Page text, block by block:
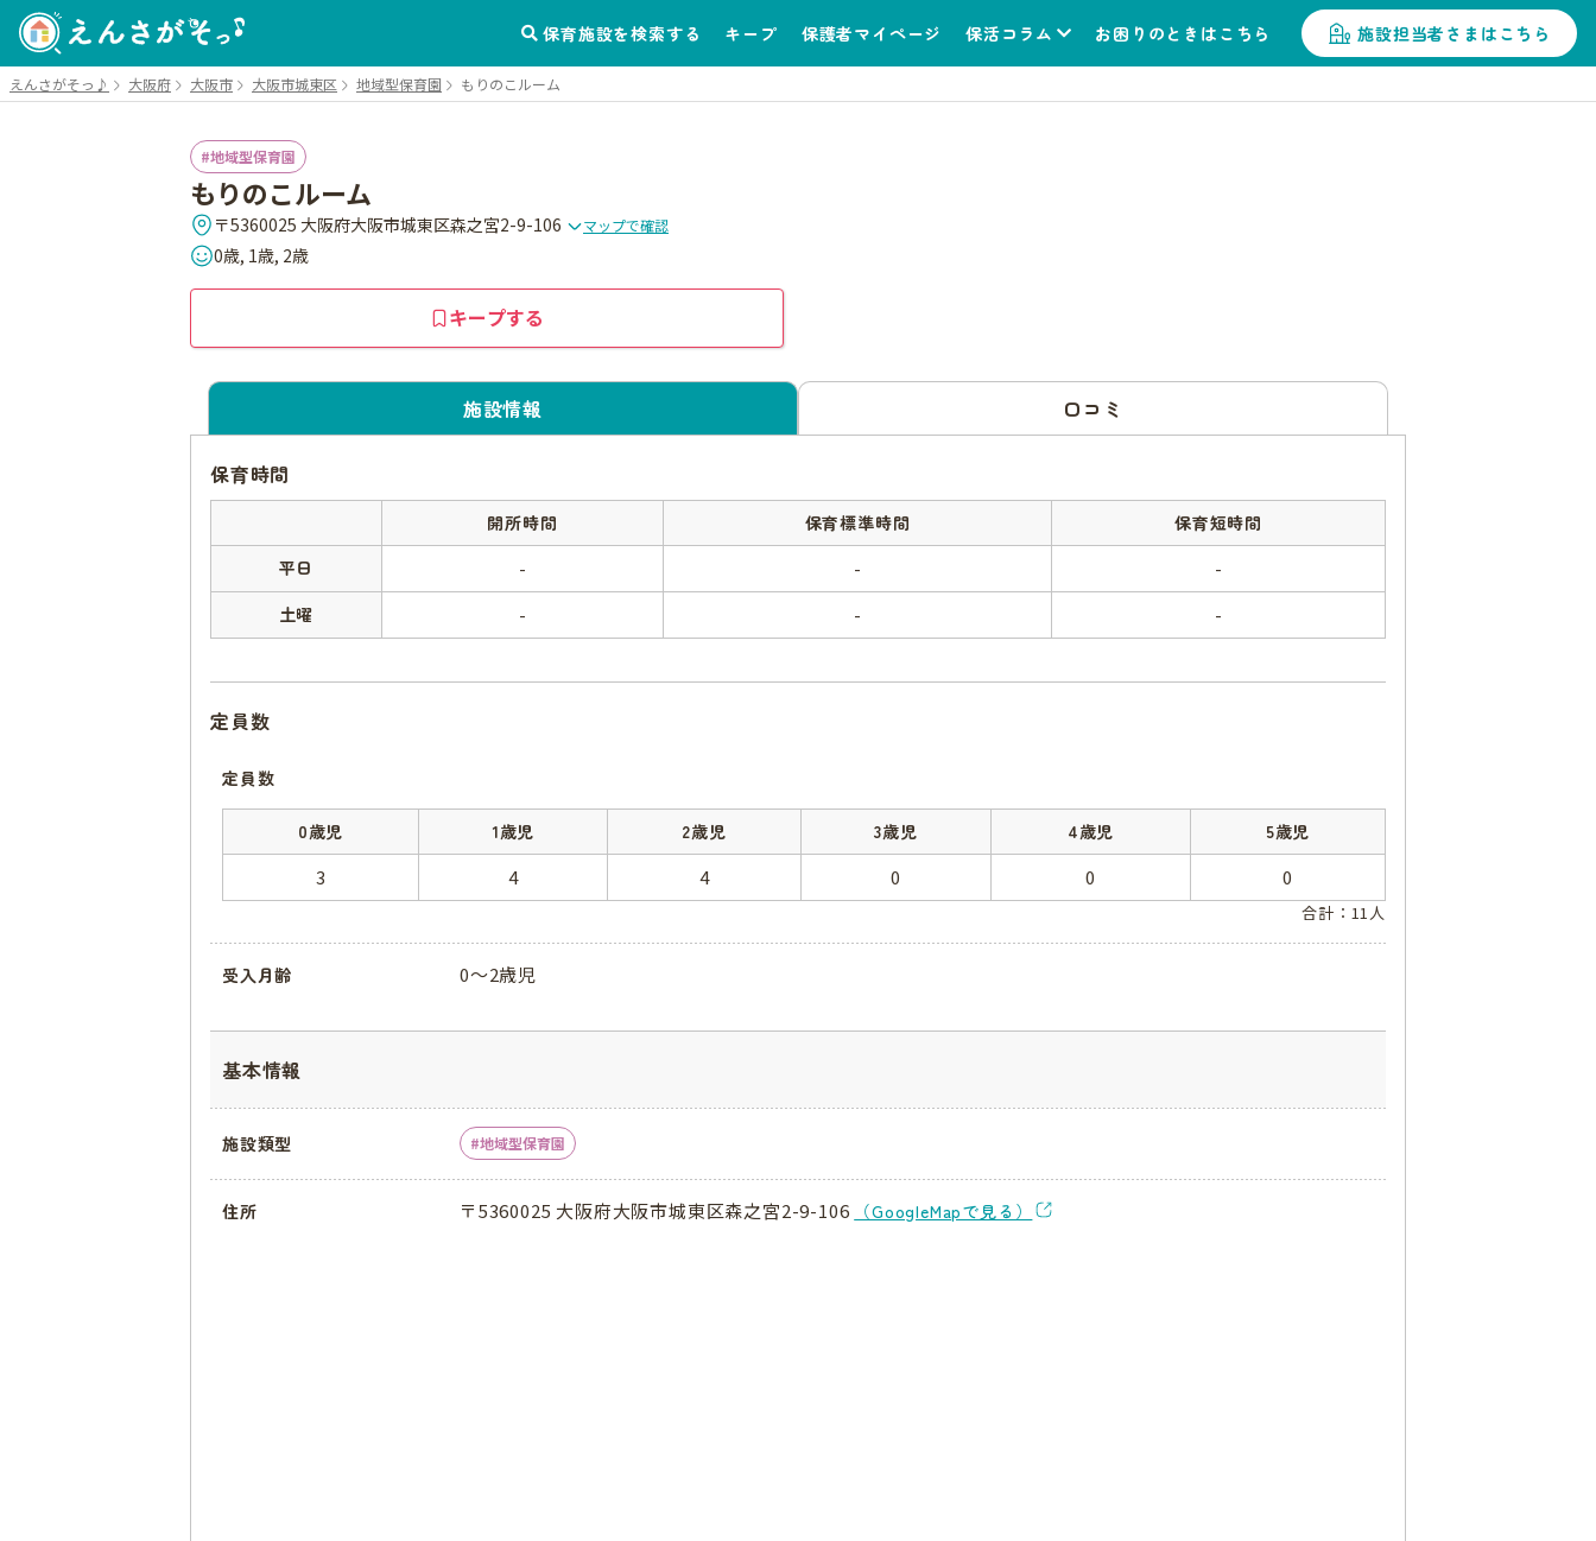
保育施設を検索する キープ 保護者マイページ 保活コラム お困りのときはこちら 施設担当者さまはこちら
えんさがそっ♪ 大阪府 大阪市 大阪市城東区 地域型保育園 もりのこルーム
地域型保育園
もりのこルーム
〒5360025 大阪府大阪市城東区森之宮2-9-106 マップで確認
0歳, 1歳, 2歳
キープする
施設情報 口コミ
保育時間
開所時間 保育標準時間
保育短時間
平日
- - -
土曜 - - -
定員数
定員数
0歳児 1歳児 2歳児 3歳児 4歳児 5歳児
3 4 4 0 0 0
合計：11人
受入月齢 0～2歳児
基本情報
施設類型 地域型保育園
住所 〒5360025 大阪府大阪市城東区森之宮2-9-106 （GoogleMapで見る）